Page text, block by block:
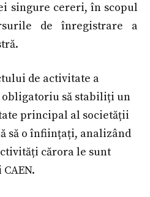
singure cereri, în scopul
de înregistrare a
de activitate a
obligatoriu să stabiliți un
principal al societății
să o înființați, analizând
cărora le sunt